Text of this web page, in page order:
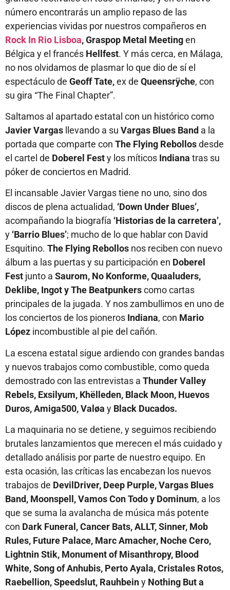
número encontrarás un amplio repaso de las
experiencias vividas por nuestros compañeros en
Rock In Rio Lisboa, Graspop Metal Meetingen
Bélgica y el francés Hellfest. Y más cerca, en Málaga,
no nos olvidamos de plasmar lo que dio de sí el
espectáculo de Geoff Tate,ex de Queensrÿche, con
su gira “The Final Chapter”.
Saltamos al apartado estatal con un histórico como
Javier Vargas llevando a su Vargas Blues Band a la
portada que comparte con The Flying Rebollosdesde
el cartel de Doberel Festy los míticos Indiana tras su
póker de conciertos en Madrid.
El incansable Javier Vargas tiene no uno, sino dos
discos de plena actualidad, ‘Down Under Blues’,
acompañando la biografía ‘Historias de la carretera’,
y ‘Barrio Blues’; mucho de lo que hablar con David
Esquitino. The Flying Rebollos nos reciben con nuevo
álbum a las puertas y su participación en Doberel
Fest junto a Saurom, No Konforme, Quaaluders,
Deklibe, Ingot y The Beatpunkerscomo cartas
principales de la jugada. Y nos zambullimos en uno de
los conciertos de los pioneros Indiana, con Mario
López incombustible al pie del cañón.
La escena estatal sigue ardiendo con grandes bandas
y nuevos trabajos como combustible, como queda
demostrado con las entrevistas a Thunder Valley
Rebels, Exsilyum, Khëlleden, Black Moon, Huevos
Duros, Amiga500, Valøa y Black Ducados.
La maquinaria no se detiene, y seguimos recibiendo
brutales lanzamientos que merecen el más cuidado y
detallado análisis por parte de nuestro equipo. En
esta ocasión, las críticas las encabezan los nuevos
trabajos de DevilDriver, Deep Purple, Vargas Blues
Band, Moonspell, Vamos Con Todo y Dominum, a los
que se suma la avalancha de música más potente
con Dark Funeral, Cancer Bats, ALLT, Sinner, Mob
Rules, Future Palace, Marc Amacher, Noche Cero,
Lightnin Stik, Monument of Misanthropy, Blood
White, Song of Anhubis, Perto Ayala, Cristales Rotos,
Raebellion, Speedslut, Rauhbeiny Nothing But a